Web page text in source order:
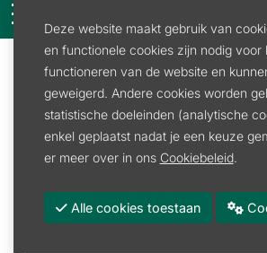
Filter
Verkoop
Verticuteerder Accu
Promoties
Merk
Deze website maakt gebruik van
en functionele cookies zijn nodig voor
functioneren van de website en
geweigerd. Andere cookies worden
statistische doeleinden (analytische
enkel geplaatst nadat je een keuze
er meer over in ons Cookiebeleid.
Alle cookies toestaan